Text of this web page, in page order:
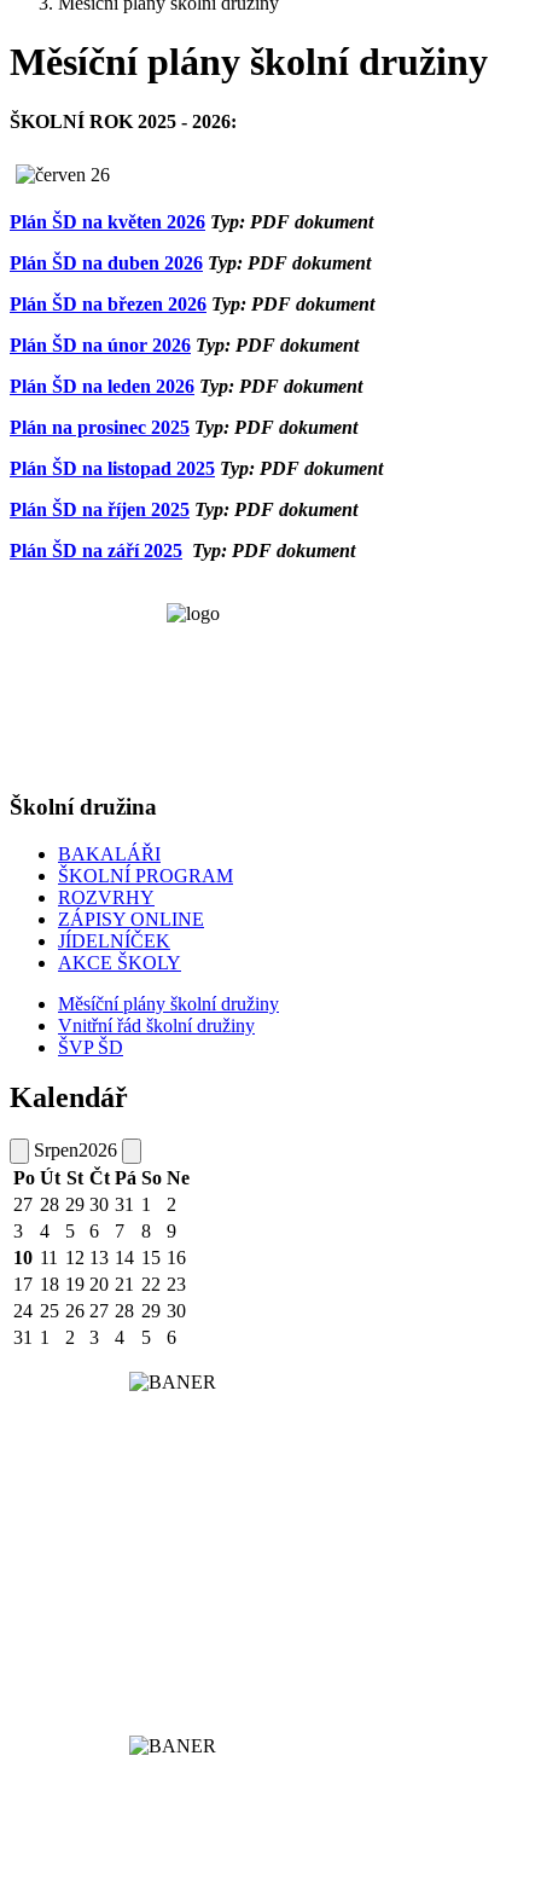
Měsíční plány školní družiny
ŠKOLNÍ ROK 2025 - 2026:
Plán ŠD na květen 2026 Typ: PDF dokument
Plán ŠD na duben 2026 Typ: PDF dokument
Plán ŠD na březen 2026 Typ: PDF dokument
Plán ŠD na únor 2026 Typ: PDF dokument
Plán ŠD na leden 2026 Typ: PDF dokument
Plán na prosinec 2025 Typ: PDF dokument
Plán ŠD na listopad 2025 Typ: PDF dokument
Plán ŠD na říjen 2025 Typ: PDF dokument
Plán ŠD na září 2025 Typ: PDF dokument
Školní družina
BAKALÁŘI
ŠKOLNÍ PROGRAM
ROZVRHY
ZÁPISY ONLINE
JÍDELNÍČEK
AKCE ŠKOLY
Měsíční plány školní družiny
Vnitřní řád školní družiny
ŠVP ŠD
Kalendář
Srpen2026
Po Út St Čt Pá So Ne
27 28 29 30 31 1
2
3
4 5 6 7 8
9
10 11 12 13 14 15 16
17 18 19 20 21 22 23
24 25 26 27 28 29 30
31 1 2 3 4 5 6